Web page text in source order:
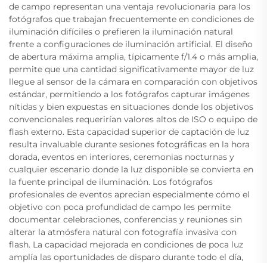
de campo representan una ventaja revolucionaria para los
fotógrafos que trabajan frecuentemente en condiciones de
iluminación difíciles o prefieren la iluminación natural
frente a configuraciones de iluminación artificial. El diseño
de abertura máxima amplia, típicamente f/1.4 o más amplia,
permite que una cantidad significativamente mayor de luz
llegue al sensor de la cámara en comparación con objetivos
estándar, permitiendo a los fotógrafos capturar imágenes
nítidas y bien expuestas en situaciones donde los objetivos
convencionales requerirían valores altos de ISO o equipo de
flash externo. Esta capacidad superior de captación de luz
resulta invaluable durante sesiones fotográficas en la hora
dorada, eventos en interiores, ceremonias nocturnas y
cualquier escenario donde la luz disponible se convierta en
la fuente principal de iluminación. Los fotógrafos
profesionales de eventos aprecian especialmente cómo el
objetivo con poca profundidad de campo les permite
documentar celebraciones, conferencias y reuniones sin
alterar la atmósfera natural con fotografía invasiva con
flash. La capacidad mejorada en condiciones de poca luz
amplía las oportunidades de disparo durante todo el día,